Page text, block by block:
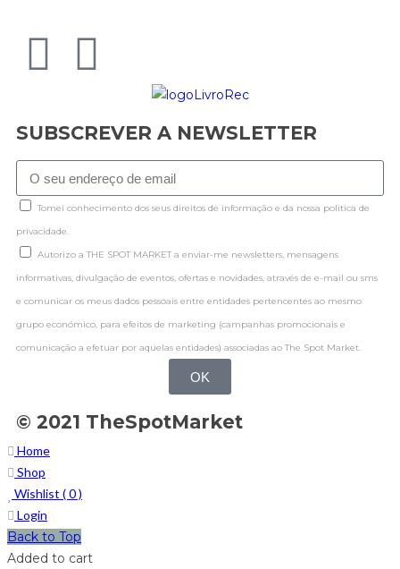
SUBSCREVER A NEWSLETTER
Tomei conhecimento dos seus direitos de informação e da nossa politica de
privacidade.
Autorizo a THE SPOT MARKET a enviar-me newsletters, mensagens
informativas, divulgação de eventos, ofertas e novidades, através de e-mail ou sms
e comunicar os meus dados pessoais entre entidades pertencentes ao mesmo
grupo económico, para efeitos de marketing (campanhas promocionais e
comunicação a efetuar por aquelas entidades) associadas ao The Spot Market.
OK
© 2021 TheSpotMarket
Home
Shop
Wishlist (0)
Login
Back to Top
Added to cart